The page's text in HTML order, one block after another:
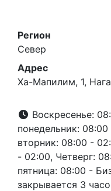
Регион
Север
Адрес
Ха-Мапилим, 1,
Воскресенье:
понедельник:
вторник: 08:00 -
- 02:00, Четверг:
пятница: 08:00 -
закрывается 3